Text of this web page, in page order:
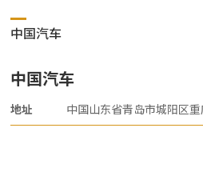
中国汽车
中国汽车
地址 中国山东省青岛市城阳区